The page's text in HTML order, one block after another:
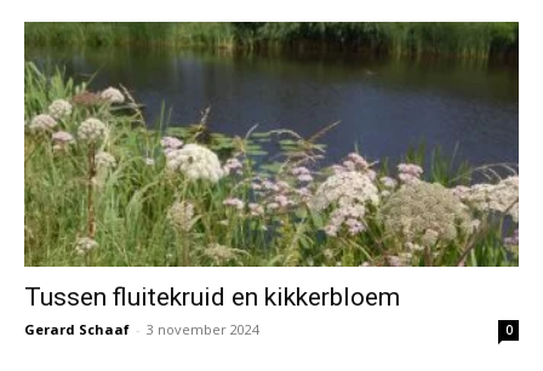
Tussen fluitekruid en kikkerbloem
Gerard Schaaf - 3 november 2024 0